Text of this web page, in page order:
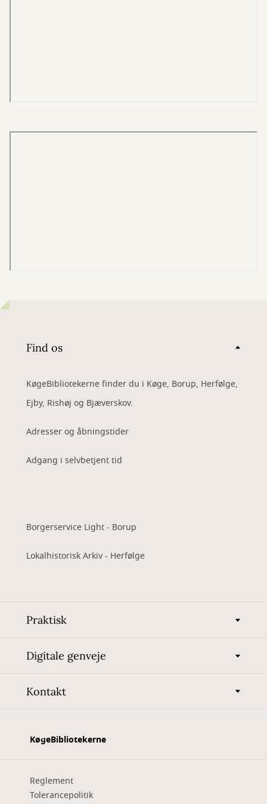
Find os
KøgeBibliotekerne finder du i Køge, Borup, Herfølge,
Ejby, Rishøj og Bjæverskov.
Adresser og åbningstider
Adgang i selvbetjent tid
Borgerservice Light - Borup
Lokalhistorisk Arkiv - Herfølge
Praktisk
Digitale genveje
Kontakt
KøgeBibliotekerne
Reglement
Tolerancepolitik